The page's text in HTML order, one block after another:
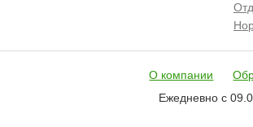
О компании
Ежедневно с